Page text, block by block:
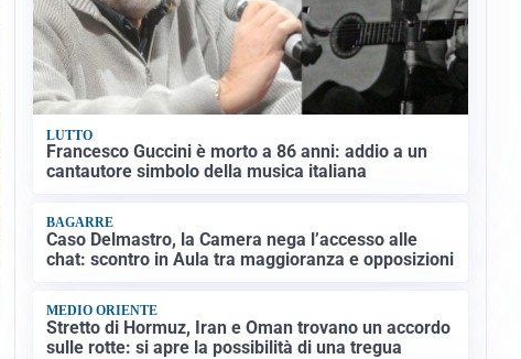
LUTTO
Francesco Guccini è morto a 86 anni: addio a un
cantautore simbolo della musica italiana
BAGARRE
Caso Delmastro, la Camera nega l’accesso alle
chat: scontro in Aula tra maggioranza e opposizioni
MEDIO ORIENTE
Stretto di Hormuz, Iran e Oman trovano un accordo
sulle rotte: si apre la possibilità di una tregua